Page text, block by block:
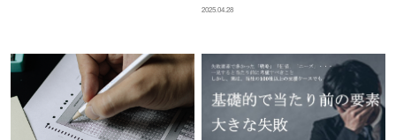
2025.04.28